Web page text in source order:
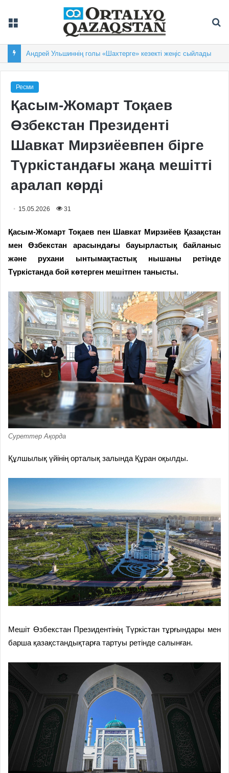
Андрей Ульшиннің голы «Шахтерге» кезекті жеңіс сыйлады
Ресми
Қасым-Жомарт Тоқаев
Өзбекстан Президенті
Шавкат Мирзиёевпен бірге
Түркістандағы жаңа мешітті
аралап көрді
15.05.2026 31
Қасым-Жомарт Тоқаев пен Шавкат Мирзиёев Қазақстан
мен Өзбекстан арасындағы бауырластық байланыс
және рухани ынтымақтастық нышаны ретінде
Түркістанда бой көтерген мешітпен танысты.
Суреттер Ақорда
Құлшылық үйінің орталық залында Құран оқылды.
Мешіт Өзбекстан Президентінің Түркістан тұрғындары мен
барша қазақстандықтарға тартуы ретінде салынған.